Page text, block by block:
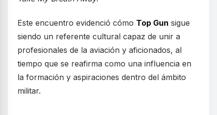
Este encuentro evidenció cómo Top Gun sigue
siendo un referente cultural capaz de unir a
profesionales de la aviación y aficionados, al
tiempo que se reafirma como una influencia en
la formación y aspiraciones dentro del ámbito
militar.